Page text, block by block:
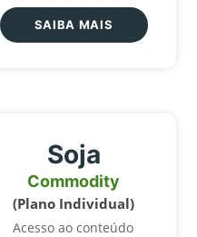
SAIBA MAIS
Soja
Commodity
(Plano Individual)
Acesso ao conteúdo